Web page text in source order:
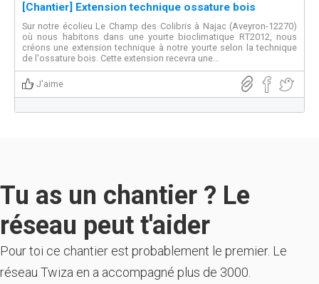
[Chantier] Extension technique ossature bois
Sur notre écolieu Le Champ des Colibris à Najac (Aveyron-12270)
où nous habitons dans une yourte bioclimatique RT2012, nous
créons une extension technique à notre yourte selon la technique
de l'ossature bois. Cette extension recevra une...
J'aime
Tu as un chantier ? Le
réseau peut t'aider
Pour toi ce chantier est probablement le premier. Le
réseau Twiza en a accompagné plus de 3000.